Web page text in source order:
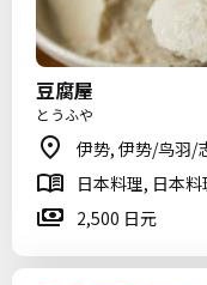
豆腐屋
とうふや
伊势, 伊势/鸟羽/
日本料理, 日本
2,500 日元